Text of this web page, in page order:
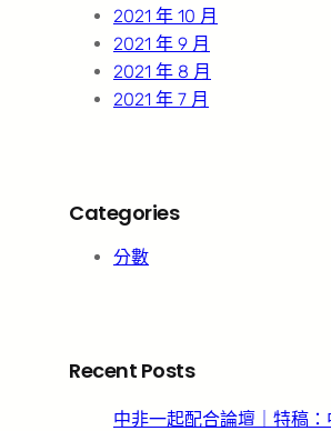
2021 年 10 月
2021 年 9 月
2021 年 8 月
2021 年 7 月
Categories
分數
Recent Posts
中非一起配合論壇｜特稿